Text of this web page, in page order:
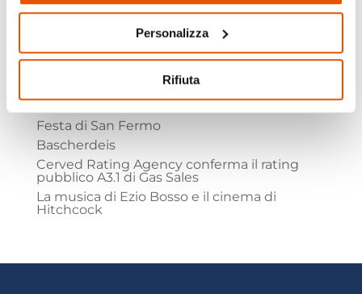
Personalizza
Rifiuta
Articoli recenti
Festa di San Fermo
Bascherdeis
Cerved Rating Agency conferma il rating
pubblico A3.1 di Gas Sales
La musica di Ezio Bosso e il cinema di
Hitchcock